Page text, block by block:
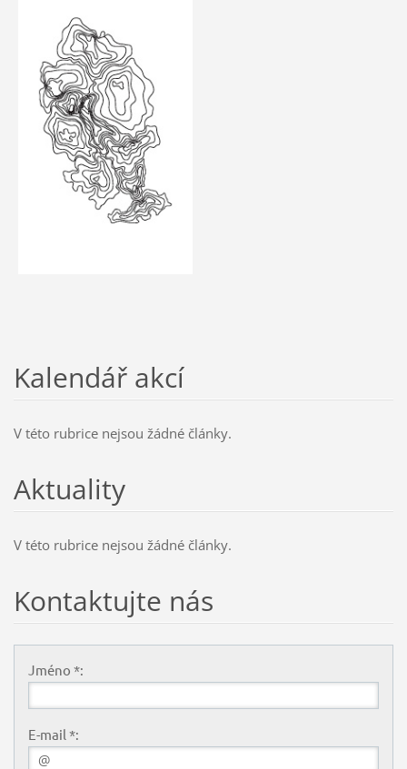
Kalendář akcí
V této rubrice nejsou žádné články.
Aktuality
V této rubrice nejsou žádné články.
Kontaktujte nás
Jméno *:
E-mail *: